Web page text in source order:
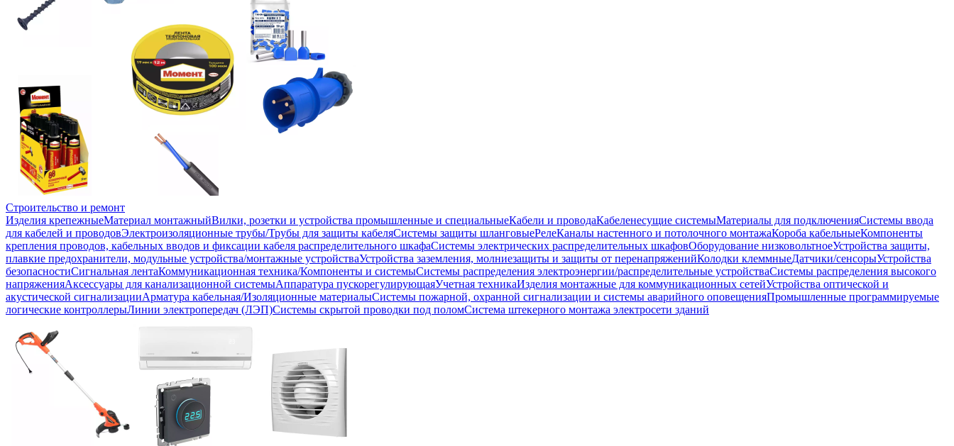
Строительство и ремонт
Изделия крепежныеМатериал монтажныйВилки, розетки и устройства промышленные и специальныеКабели и проводаКабеленесущие системыМатериалы для подключенияСистемы ввода
для кабелей и проводовЭлектроизоляционные трубы/Трубы для защиты кабеляСистемы защиты шланговыеРелеКаналы настенного и потолочного монтажаКороба кабельныеКомпоненты
крепления проводов, кабельных вводов и фиксации кабеля распределительного шкафаСистемы электрических распределительных шкафовОборудование низковольтноеУстройства защиты,
плавкие предохранители, модульные устройства/монтажные устройстваУстройства заземления, молниезащиты и защиты от перенапряженийКолодки клеммныеДатчики/сенсорыУстройства
безопасностиСигнальная лентаКоммуникационная техника/Компоненты и системыСистемы распределения электроэнергии/распределительные устройстваСистемы распределения высокого
напряженияАксессуары для канализационной системыАппаратура пускорегулирующаяУчетная техникаИзделия монтажные для коммуникационных сетейУстройства оптической и
акустической сигнализацииАрматура кабельная/Изоляционные материалыСистемы пожарной, охранной сигнализации и системы аварийного оповещенияПромышленные программируемые
логические контроллерыЛинии электропередач (ЛЭП)Системы скрытой проводки под поломСистема штекерного монтажа электросети зданий